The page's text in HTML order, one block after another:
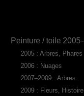
Peinture / toile
2005 : Arbres, Phares
2006 : Nuages
2007–2009 : Arbres
2009 : Fleurs,